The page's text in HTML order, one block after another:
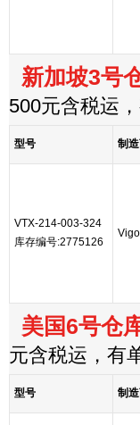
新加坡3号
500元含税运
型号 制
VTX-214-003-324
库存编号:2775126
美国6号仓
元含税运，有
型号 制